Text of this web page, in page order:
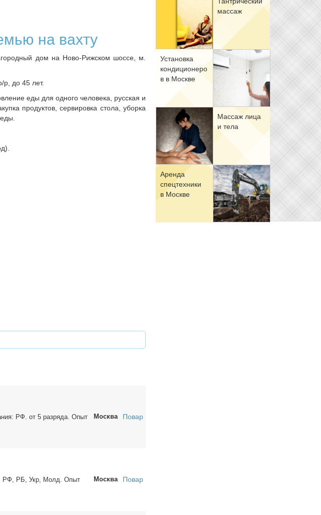
мас­саж
Уста­нов­ка
кон­ди­ци­о­не­ро
в в Москве
Мас­саж ли­ца
и те­ла
Арен­да
спец­тех­ни­ки
в Москве
на вахту
дом на Ново-Рижском шоссе, м.
до 45 лет.
еды для одного человека, русская и
продуктов, сервировка стола, уборка
РФ. от 5 раз­ря­да. Опыт
Москва Повар
РФ, РБ, Укр, Молд. Опыт
Москва Повар